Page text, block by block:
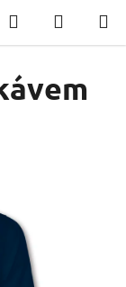
Hledat
KOŠÍK